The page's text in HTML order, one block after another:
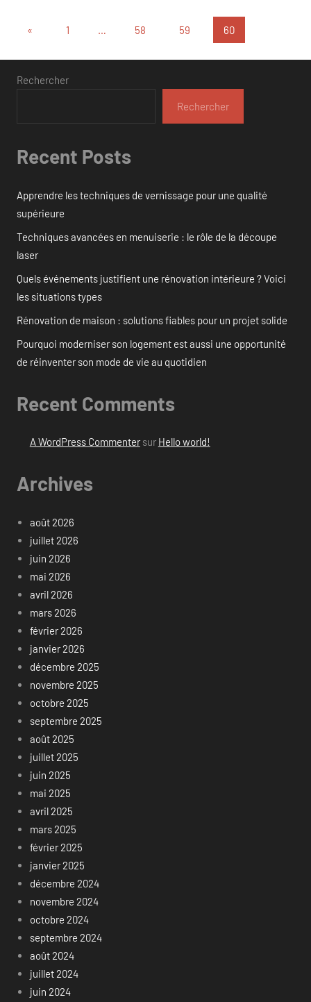
Pagination
des
publications
« Publications
1 … 58 59 60
Rechercher
Rechercher
Recent Posts
Apprendre les techniques de vernissage pour une qualité
supérieure
Techniques avancées en menuiserie : le rôle de la découpe
laser
Quels événements justifient une rénovation intérieure ? Voici
les situations types
Rénovation de maison : solutions fiables pour un projet solide
Pourquoi moderniser son logement est aussi une opportunité
de réinventer son mode de vie au quotidien
Recent Comments
A WordPress Commentersur Hello world!
Archives
août 2026
juillet 2026
juin 2026
mai 2026
avril 2026
mars 2026
février 2026
janvier 2026
décembre 2025
novembre 2025
octobre 2025
septembre 2025
août 2025
juillet 2025
juin 2025
mai 2025
avril 2025
mars 2025
février 2025
janvier 2025
décembre 2024
novembre 2024
octobre 2024
septembre 2024
août 2024
juillet 2024
juin 2024